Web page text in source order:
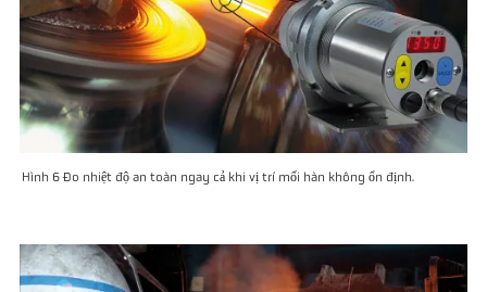
Hình 6 Đo nhiệt độ an toàn ngay cả khi vị trí mối hàn không ổn định.